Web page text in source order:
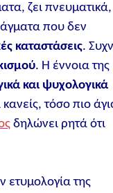
ζει πνευματικά,
που δεν
καταστάσεις.
. Η έννοια της
και ψυχολογικά
τόσο πιο
δηλώνει ρητά ότι
ετυμολογία της